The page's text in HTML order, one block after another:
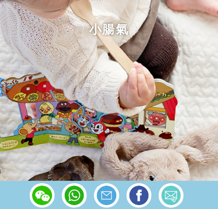
小腸氣